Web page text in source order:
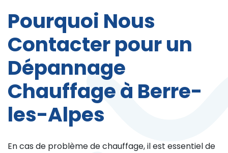
Pourquoi Nous
Contacter pour un
Dépannage
Chauffage à Berre-
les-Alpes
En cas de problème de chauffage, il est essentiel de